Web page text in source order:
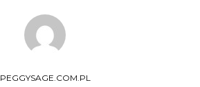
PEGGYSAGE.COM.PL